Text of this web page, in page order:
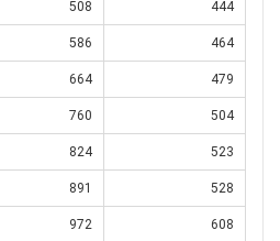
508 444
586 464
664 479
760 504
824 523
891 528
972 608